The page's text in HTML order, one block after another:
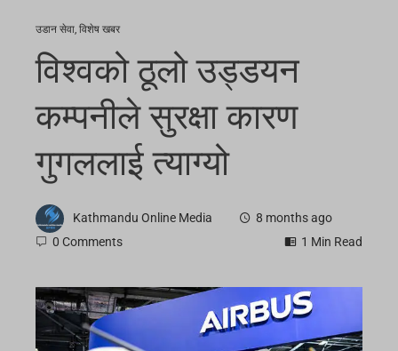
उडान सेवा, विशेष खबर
विश्वको ठूलो उड्डयन
कम्पनीले सुरक्षा कारण
गुगललाई त्याग्यो
Kathmandu Online Media
8 months ago
0 Comments
1 Min Read